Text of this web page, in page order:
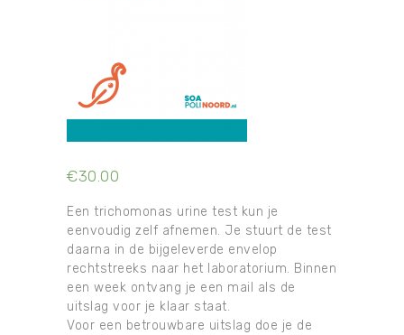
€30.00
Een trichomonas urine test kun je
eenvoudig zelf afnemen. Je stuurt de test
daarna in de bijgeleverde envelop
rechtstreeks naar het laboratorium. Binnen
een week ontvang je een mail als de
uitslag voor je klaar staat.
Voor een betrouwbare uitslag doe je de